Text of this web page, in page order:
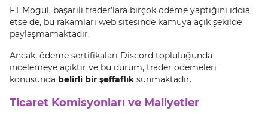
FT Mogul, başarılı trader’lara birçok ödeme yaptığını iddia
etse de, bu rakamları web sitesinde kamuya açık şekilde
paylaşmamaktadır.
Ancak, ödeme sertifikaları Discord topluluğunda
incelemeye açıktır ve bu durum, trader ödemeleri
konusunda belirli bir şeffaflık sunmaktadır.
Ticaret Komisyonları ve Maliyetler